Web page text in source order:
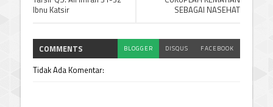
SEBAGAI NASEHAT
Ibnu Katsir
COMMENTS BLOGGER DISQUS FACEBOOK
Tidak Ada Komentar: